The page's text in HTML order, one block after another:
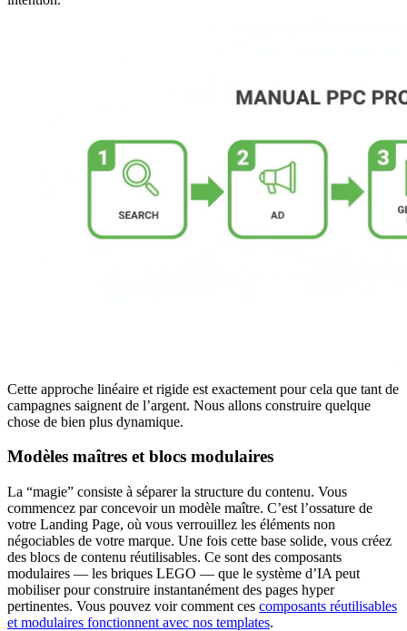
Cette approche linéaire et rigide est exactement pour cela que tant de
campagnes saignent de l’argent. Nous allons construire quelque
chose de bien plus dynamique.
Modèles maîtres et blocs modulaires
La “magie” consiste à séparer la structure du contenu. Vous
commencez par concevoir un modèle maître. C’est l’ossature de
votre Landing Page, où vous verrouillez les éléments non
négociables de votre marque. Une fois cette base solide, vous créez
des blocs de contenu réutilisables. Ce sont des composants
modulaires — les briques LEGO — que le système d’IA peut
mobiliser pour construire instantanément des pages hyper
pertinentes. Vous pouvez voir comment ces composants réutilisables
et modulaires fonctionnent avec nos templates.